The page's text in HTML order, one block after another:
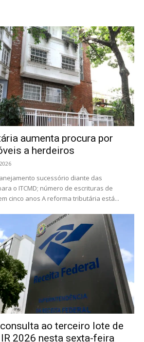
aumenta procura por
a herdeiros
sucessório diante das
o ITCMD; número de escrituras de
cinco anos A reforma tributária está...
ao terceiro lote de
2026 nesta sexta-feira